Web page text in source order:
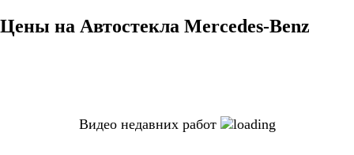
Цены на Автостекла Mercedes-Benz
Видео недавних работ